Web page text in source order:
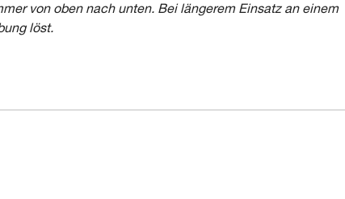
von oben nach unten. Bei längerem Einsatz an einem
löst.